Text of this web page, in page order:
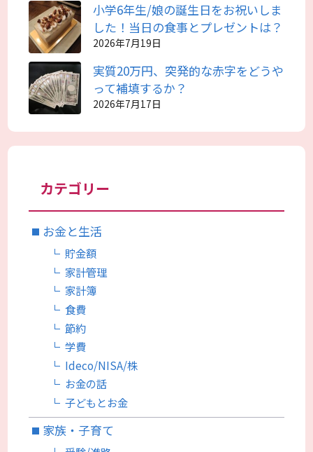
小学6年生/娘の誕生日をお祝いしま
した！当日の食事とプレゼントは？
2026年7月19日
実質20万円、突発的な赤字をどうや
って補填するか？
2026年7月17日
カテゴリー
お金と生活
貯金額
家計管理
家計簿
食費
節約
学費
Ideco/NISA/株
お金の話
子どもとお金
家族・子育て